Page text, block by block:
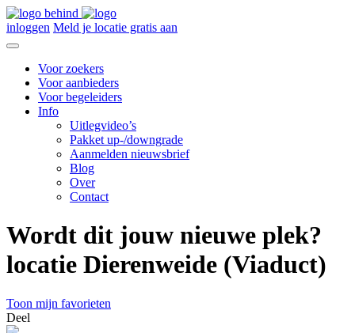
inloggen Meld je locatie gratis aan
Voor zoekers
Voor aanbieders
Voor begeleiders
Info
Uitlegvideo’s
Pakket up-/downgrade
Aanmelden nieuwsbrief
Blog
Over
Contact
Wordt dit jouw nieuwe plek?
locatie Dierenweide (Viaduct)
Toon mijn favorieten
Deel